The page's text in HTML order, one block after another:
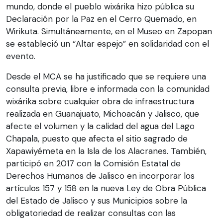
mundo, donde el pueblo wixárika hizo pública su
Declaración por la Paz en el Cerro Quemado, en
Wirikuta. Simultáneamente, en el Museo en Zapopan
se estableció un “Altar espejo” en solidaridad con el
evento.
Desde el MCA se ha justificado que se requiere una
consulta previa, libre e informada con la comunidad
wixárika sobre cualquier obra de infraestructura
realizada en Guanajuato, Michoacán y Jalisco, que
afecte el volumen y la calidad del agua del Lago
Chapala, puesto que afecta el sitio sagrado de
Xapawiyémeta en la Isla de los Alacranes. También,
participó en 2017 con la Comisión Estatal de
Derechos Humanos de Jalisco en incorporar los
artículos 157 y 158 en la nueva Ley de Obra Pública
del Estado de Jalisco y sus Municipios sobre la
obligatoriedad de realizar consultas con las